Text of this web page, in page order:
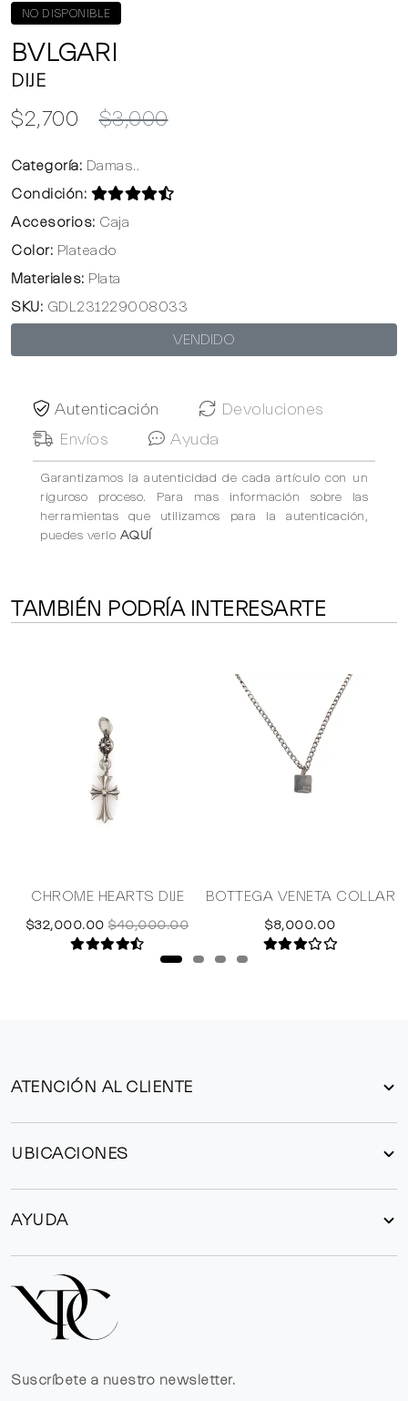
NO DISPONIBLE
BVLGARI
DIJE
$2,700 $3,000
Categoría: Damas..
Condición:
Accesorios: Caja
Color: Plateado
Materiales: Plata
SKU: GDL231229008033
VENDIDO
Autenticación
Devoluciones
Envíos
Ayuda
Garantizamos la autenticidad de cada artículo con un
riguroso proceso. Para mas información sobre las
herramientas que utilizamos para la autenticación,
puedes verlo AQUÍ
TAMBIÉN PODRÍA INTERESARTE
CHROME HEARTS DIJE
$32,000.00 $40,000.00
BOTTEGA VENETA COLLAR
$8,000.00
ATENCIÓN AL CLIENTE
UBICACIONES
AYUDA
Suscríbete a nuestro newsletter.